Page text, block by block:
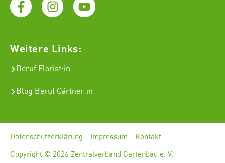
Weitere Links:
Beruf Florist:in
Blog Beruf Gärtner:in
Datenschutzerklärung Impressum Kontakt
Copyright © 2026 Zentralverband Gartenbau e. V.